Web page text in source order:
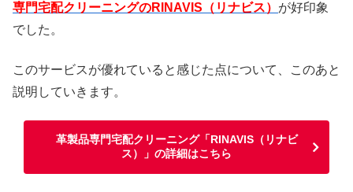
専門宅配クリーニングのRINAVIS（リナビス） が好印象
でした。
このサービスが優れていると感じた点について、このあと
説明していきます。
革製品専門宅配クリーニング「RINAVIS（リナビ
ス）」の詳細はこちら